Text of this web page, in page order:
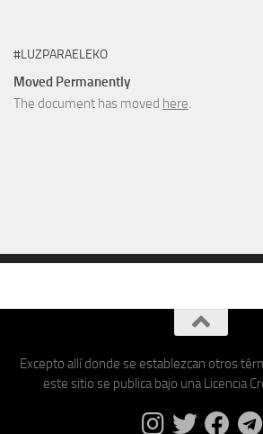
#LUZPARAELEKO
Moved Permanently
The document has moved here.
Excepto allí donde se establezcan otros
este sitio se publica bajo una Licencia